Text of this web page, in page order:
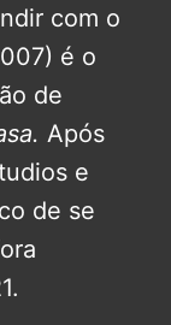
com o
é o
de
Após
e
de se